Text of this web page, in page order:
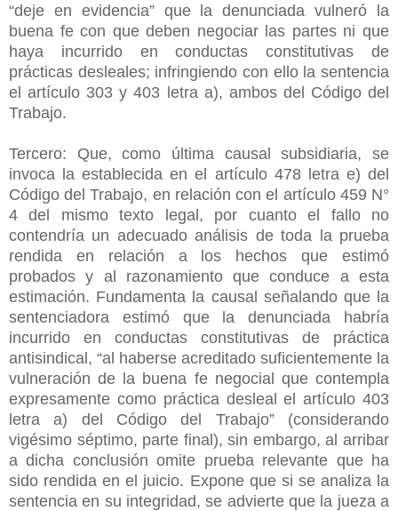
“deje en evidencia” que la denunciada vulneró la
buena fe con que deben negociar las partes ni que
haya incurrido en conductas constitutivas de
prácticas desleales; infringiendo con ello la sentencia
el artículo 303 y 403 letra a), ambos del Código del
Trabajo.
Tercero: Que, como última causal subsidiaria, se
invoca la establecida en el artículo 478 letra e) del
Código del Trabajo, en relación con el artículo 459 N°
4 del mismo texto legal, por cuanto el fallo no
contendría un adecuado análisis de toda la prueba
rendida en relación a los hechos que estimó
probados y al razonamiento que conduce a esta
estimación. Fundamenta la causal señalando que la
sentenciadora estimó que la denunciada habría
incurrido en conductas constitutivas de práctica
antisindical, “al haberse acreditado suficientemente la
vulneración de la buena fe negocial que contempla
expresamente como práctica desleal el artículo 403
letra a) del Código del Trabajo” (considerando
vigésimo séptimo, parte final), sin embargo, al arribar
a dicha conclusión omite prueba relevante que ha
sido rendida en el juicio. Expone que si se analiza la
sentencia en su integridad, se advierte que la jueza a